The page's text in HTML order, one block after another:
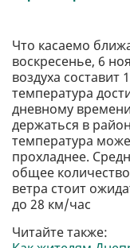
Что касаемо
воскресенье, 6
воздуха составит
температура
дневному
держаться в
температура
прохладнее.
общее
ветра стоит
до 28 км/час
Читайте также: